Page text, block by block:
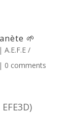
🌱
| A.E.F.E /
| 0 comments